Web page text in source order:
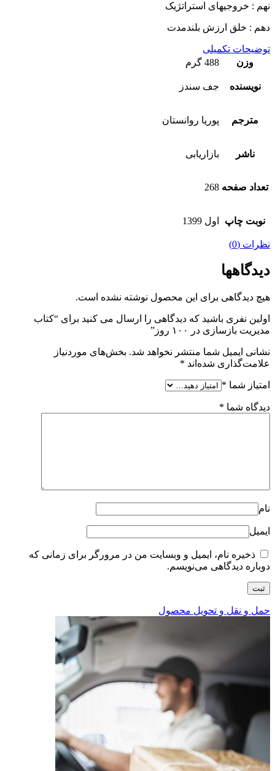
نهم : خروجیهای استراتژیک
دهم : خلق ارزش بلندمدت
توضیحات تکمیلی
وزن
488 گرم
نویسنده جف سندز
مترجم پوریا روانستان
ناشر بازاریابی
تعداد صفحه 268
نوبت چاپ اول 1399
نظرات (0)
دیدگاهها
هیچ دیدگاهی برای این محصول نوشته نشده است.
اولین نفری باشید که دیدگاهی را ارسال می کنید برای “کتاب
مدیریت بازسازی در ۱۰۰ روز”
نشانی ایمیل شما منتشر نخواهد شد. بخش‌های موردنیاز
علامت‌گذاری شده‌اند *
امتیاز شما *
دیدگاه شما *
نام
ایمیل
ذخیره نام، ایمیل و وبسایت من در مرورگر برای زمانی که
دوباره دیدگاهی می‌نویسم.
حمل و نقل و تحویل محصول